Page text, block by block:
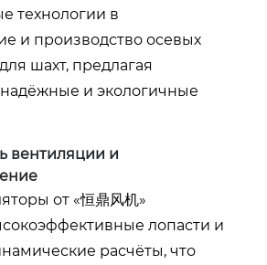
технологии в
и производство осевых
шахт, предлагая
и экологичные
вентиляции и
от «恒鼎风机»
лопасти и
расчёты, что